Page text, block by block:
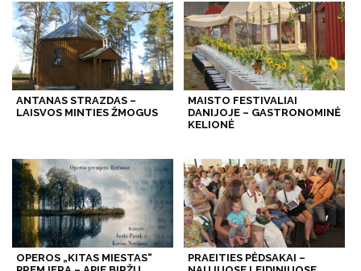
ANTANAS STRAZDAS –
LAISVOS MINTIES ŽMOGUS
MAISTO FESTIVALIAI
DANIJOJE – GASTRONOMINĖ
KELIONĖ
OPEROS „KITAS MIESTAS“
PRAEITIES PĖDSAKAI –